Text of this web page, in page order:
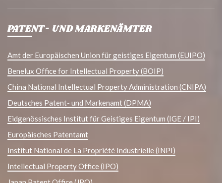
PATENT- UND MARKENÄMTER
Amt der Europäischen Union für geistiges Eigentum (EUIPO)
Benelux Office for Intellectual Property (BOIP)
China National Intellectual Property Administration (CNIPA)
Deutsches Patent- und Markenamt (DPMA)
Eidgenössisches Institut für Geistiges Eigentum (IGE / IPI)
Europäisches Patentamt
Institut National de La Propriété Industrielle (INPI)
Intellectual Property Office (IPO)